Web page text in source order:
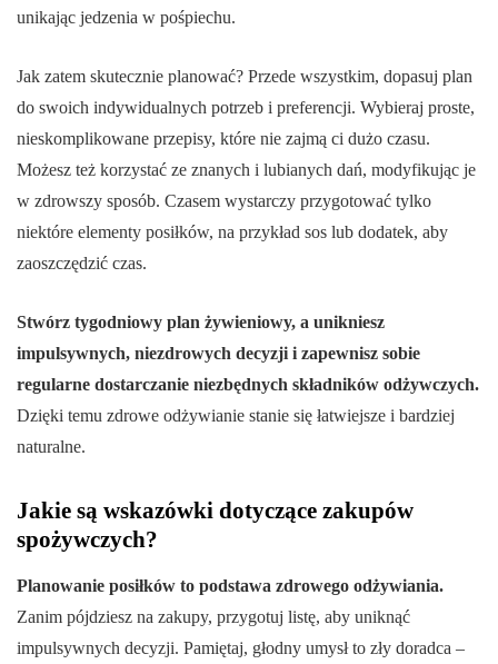
unikając jedzenia w pośpiechu.
Jak zatem skutecznie planować? Przede wszystkim, dopasuj plan
do swoich indywidualnych potrzeb i preferencji. Wybieraj proste,
nieskomplikowane przepisy, które nie zajmą ci dużo czasu.
Możesz też korzystać ze znanych i lubianych dań, modyfikując je
w zdrowszy sposób. Czasem wystarczy przygotować tylko
niektóre elementy posiłków, na przykład sos lub dodatek, aby
zaoszczędzić czas.
Stwórz tygodniowy plan żywieniowy, a unikniesz
impulsywnych, niezdrowych decyzji i zapewnisz sobie
regularne dostarczanie niezbędnych składników odżywczych.
Dzięki temu zdrowe odżywianie stanie się łatwiejsze i bardziej
naturalne.
Jakie są wskazówki dotyczące zakupów
spożywczych?
Planowanie posiłków to podstawa zdrowego odżywiania.
Zanim pójdziesz na zakupy, przygotuj listę, aby uniknąć
impulsywnych decyzji. Pamiętaj, głodny umysł to zły doradca –